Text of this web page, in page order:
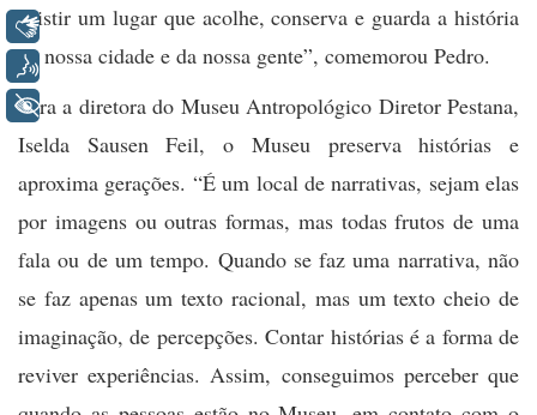
existir um lugar que acolhe, conserva e guarda a história
da nossa cidade e da nossa gente”, comemorou Pedro.
Para a diretora do Museu Antropológico Diretor Pestana,
Iselda Sausen Feil, o Museu preserva histórias e
aproxima gerações. “É um local de narrativas, sejam elas
por imagens ou outras formas, mas todas frutos de uma
fala ou de um tempo. Quando se faz uma narrativa, não
se faz apenas um texto racional, mas um texto cheio de
imaginação, de percepções. Contar histórias é a forma de
reviver experiências. Assim, conseguimos perceber que
Libras
Voz
+ Acessibilidade